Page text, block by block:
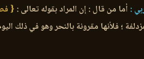
: أما من قال : إن المراد بقوله تعالى : {
؛ فلأنها مقرونة بالنحر وهو في ذلك